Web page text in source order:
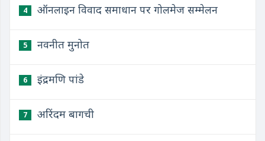
4 ऑनलाइन विवाद समाधान पर गोलमेज सम्मेलन
5 नवनीत मुनोत
6 इंद्रमणि पांडे
7 अरिंदम बागची